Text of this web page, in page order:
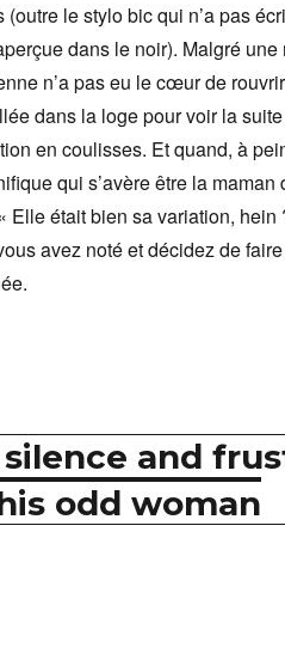
(outre le stylo bic qui n’a pas
dans le noir). Malgré
n’a pas eu le cœur de
dans la loge pour voir la
en coulisses. Et quand, à
qui s’avère être la
Elle était bien sa variation,
avez noté et décidez de
silence and
odd woman